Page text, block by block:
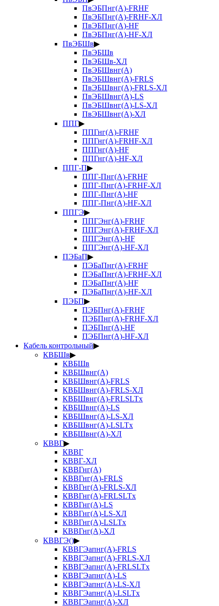
ПвЭБПнг(А)-FRHF
ПвЭБПнг(А)-FRHF-ХЛ
ПвЭБПнг(А)-HF
ПвЭБПнг(А)-HF-ХЛ
ПвЭБШв▶
ПвЭБШв
ПвЭБШв-ХЛ
ПвЭБШвнг(А)
ПвЭБШвнг(А)-FRLS
ПвЭБШвнг(А)-FRLS-ХЛ
ПвЭБШвнг(А)-LS
ПвЭБШвнг(А)-LS-ХЛ
ПвЭБШвнг(А)-ХЛ
ППГ▶
ППГнг(А)-FRHF
ППГнг(А)-FRHF-ХЛ
ППГнг(А)-HF
ППГнг(А)-HF-ХЛ
ППГ-П▶
ППГ-Пнг(А)-FRHF
ППГ-Пнг(А)-FRHF-ХЛ
ППГ-Пнг(А)-HF
ППГ-Пнг(А)-HF-ХЛ
ППГЭ▶
ППГЭнг(А)-FRHF
ППГЭнг(А)-FRHF-ХЛ
ППГЭнг(А)-HF
ППГЭнг(А)-HF-ХЛ
ПЭБаП▶
ПЭБаПнг(А)-FRHF
ПЭБаПнг(А)-FRHF-ХЛ
ПЭБаПнг(А)-HF
ПЭБаПнг(А)-HF-ХЛ
ПЭБП▶
ПЭБПнг(А)-FRHF
ПЭБПнг(А)-FRHF-ХЛ
ПЭБПнг(А)-HF
ПЭБПнг(А)-HF-ХЛ
Кабель контрольный▶
КВБШв▶
КВБШв
КВБШвнг(А)
КВБШвнг(А)-FRLS
КВБШвнг(А)-FRLS-ХЛ
КВБШвнг(А)-FRLSLTx
КВБШвнг(А)-LS
КВБШвнг(А)-LS-ХЛ
КВБШвнг(А)-LSLTx
КВБШвнг(А)-ХЛ
КВВГ▶
КВВГ
КВВГ-ХЛ
КВВГнг(А)
КВВГнг(А)-FRLS
КВВГнг(А)-FRLS-ХЛ
КВВГнг(А)-FRLSLTx
КВВГнг(А)-LS
КВВГнг(А)-LS-ХЛ
КВВГнг(А)-LSLTx
КВВГнг(А)-ХЛ
КВВГЭ()▶
КВВГЭапнг(А)-FRLS
КВВГЭапнг(А)-FRLS-ХЛ
КВВГЭапнг(А)-FRLSLTx
КВВГЭапнг(А)-LS
КВВГЭапнг(А)-LS-ХЛ
КВВГЭапнг(А)-LSLTx
КВВГЭапнг(А)-ХЛ